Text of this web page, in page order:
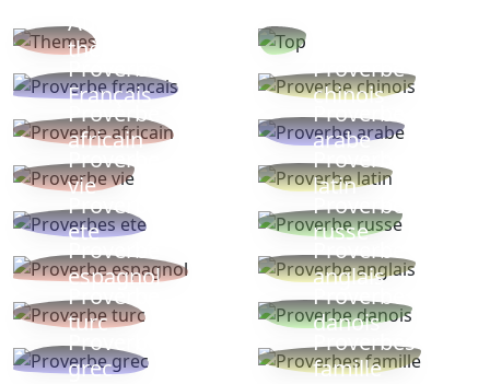
Autres
thèmes
Proverbe
Français
Proverbe
chinois
Proverbe
africain
Proverbe
arabe
Proverbe
vie
Proverbe
latin
Proverbes
ete
Proverbe
russe
Proverbe
espagnol
Proverbe
anglais
Proverbe
turc
Proverbe
danois
Proverbe
grec
Proverbes
famille